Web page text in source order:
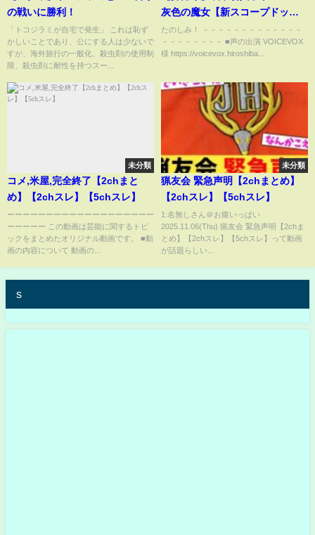
の戦いに勝利！
「トコジラミが自宅で発生」 これは恥ず
かしいことであり、公にする人は少ないで
すが、海外旅行の一般化、殺虫剤の使用制
限、殺虫剤に耐性を持つスー...
灰色の魔女【新スコープドッ
グ？】
たのしみ！ －－－－－－－－－－－－－
－－－－－－－－ ■声の出演 VOICEVOX
様 https://voicevox.hiroshiba...
未分類
コメ,米屋,完全終了【2chまと
め】【2chスレ】【5chスレ】
ーーーーーーーーーーーーーーーーーーー
ーーーーー この動画は芸能に関するトピ
ックをまとめたオリジナル動画です。 ■動
画の内容について 動画の...
未分類
猟友会 緊急声明【2chまとめ】
【2chスレ】【5chスレ】
1:名無しさん＠お腹いっぱい
2025.11.06(Thu) 猟友会 緊急声明【2chま
とめ】【2chスレ】【5chスレ】って動画
が話題らしい...
s